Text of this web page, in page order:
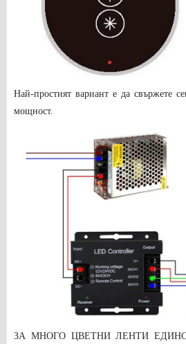
Най-простият вариант е да свържете
мощност.
ЗА МНОГО ЦВЕТНИ ЛЕНТИ